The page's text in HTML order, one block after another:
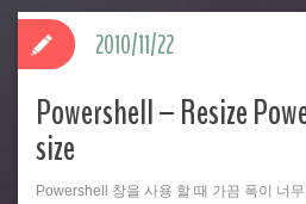
Powershell – Resize
size
Powershell 창을 사용 할 때 가끔 폭이 너
2010/11/22